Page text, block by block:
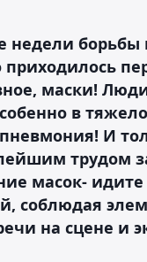
недели
приходилось
маски!
в
пневмония! И
трудом
масок-
соблюдая
на сцене и